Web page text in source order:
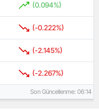
(0.094%)
(-0.222%)
(-2.145%)
(-2.267%)
Son Güncellenme: 06:14